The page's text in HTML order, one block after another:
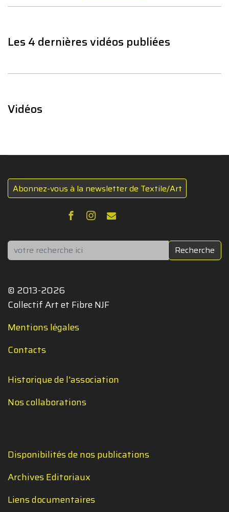
Les 4 dernières vidéos publiées
Vidéos
Abonnez-vous à la newsletter de Textile/Art
Rechercher Recherche
© 2013-2026
Collectif Art et Fibre NJF
Mentions légales
Contacts
Historique de l'association
Nos collaborations
Disponibilités de nos publications
Archives Editoriaux
Liens documentaires